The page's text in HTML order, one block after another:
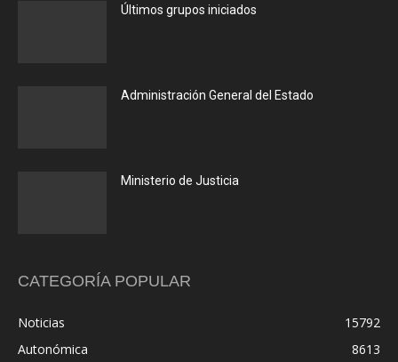
Últimos grupos iniciados
Administración General del Estado
Ministerio de Justicia
CATEGORÍA POPULAR
Noticias
15792
Autonómica
8613